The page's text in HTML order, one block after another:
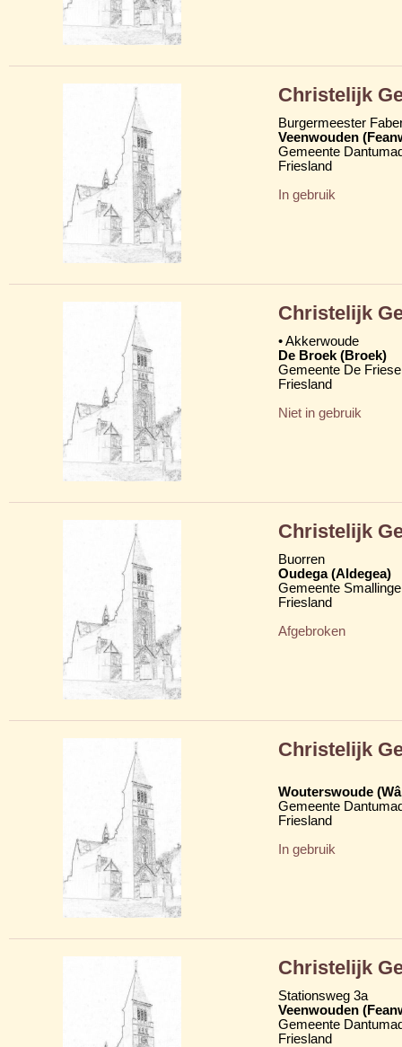
Christelijk
Burgermeester
Veenwouden
Gemeente
Friesland
In gebruik
Christelijk
• Akkerwoude
De Broek (Broek)
Gemeente De
Friesland
Niet in gebruik
Christelijk
Buorren
Oudega (Aldegea)
Gemeente
Friesland
Afgebroken
Christelijk
Wouterswoude
Gemeente
Friesland
In gebruik
Christelijk
Stationsweg 3a
Veenwouden
Gemeente
Friesland